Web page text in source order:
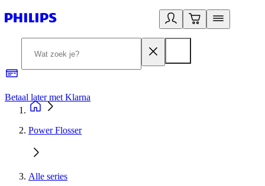
Betaal later met Klarna
Power Flosser
Alle series